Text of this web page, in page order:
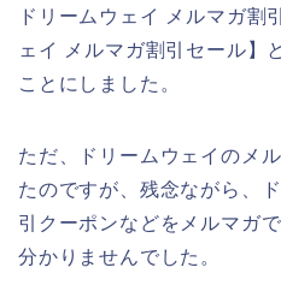
ドリームウェイ メルマガ割
ェイ メルマガ割引セール】
ことにしました。
ただ、ドリームウェイのメ
たのですが、残念ながら、
引クーポンなどをメルマガ
分かりませんでした。